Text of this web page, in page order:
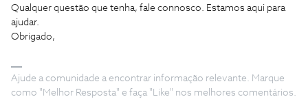
Qualquer questão que tenha, fale connosco. Estamos aqui para
ajudar.
Obrigado,
Ajude a comunidade a encontrar informação relevante. Marque
como "Melhor Resposta" e faça "Like" nos melhores comentários.